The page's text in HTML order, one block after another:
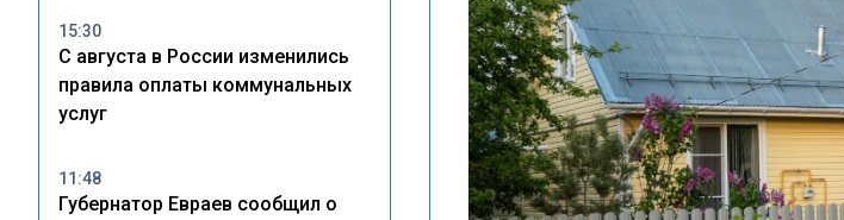
15:30
С августа в России изменились
правила оплаты коммунальных
услуг
11:48
Губернатор Евраев сообщил о